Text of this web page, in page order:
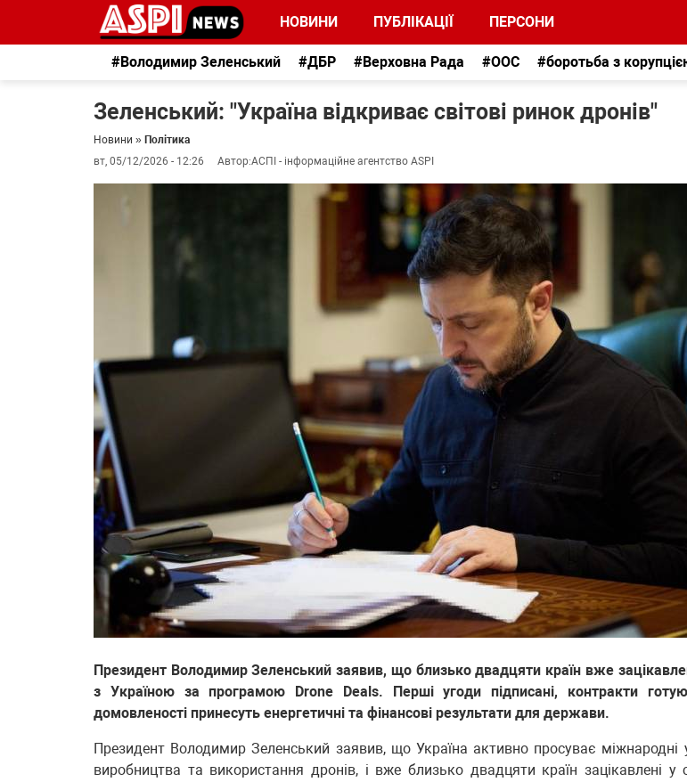
НОВИНИ ПУБЛІКАЦІЇ ПЕРСОНИ
#Володимир Зеленський #ДБР #Верховна Рада #ООС #боротьба з
Зеленський: "Україна відкриває світові ринок дронів"
Новини » Політика
вт, 05/12/2026 - 12:26
Автор:АСПІ - інформаційне агентство ASPI
Президент Володимир Зеленський заявив, що близько двадцяти країн вже
з Україною за програмою Drone Deals. Перші угоди підписані, контракти
домовленості принесуть енергетичні та фінансові результати для держави.
Президент Володимир Зеленський заявив, що Україна активно просуває міжнародні
виробництва та використання дронів, і вже близько двадцяти країн зацікавлені у